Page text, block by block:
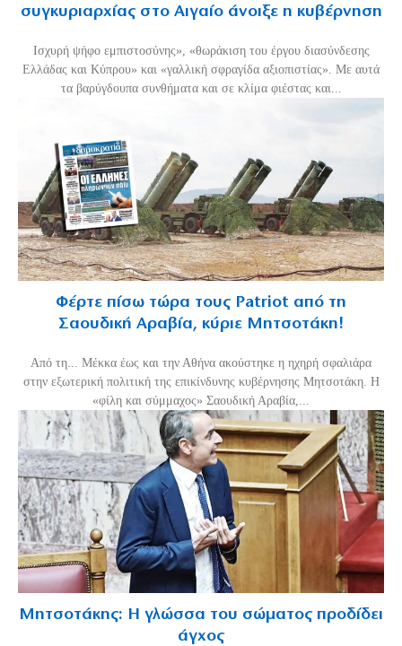
συγκυριαρχίας στο Αιγαίο άνοιξε η κυβέρνηση
Ισχυρή ψήφο εμπιστοσύνης», «θωράκιση του έργου διασύνδεσης
Ελλάδας και Κύπρου» και «γαλλική σφραγίδα αξιοπιστίας». Με αυτά
τα βαρύγδουπα συνθήματα και σε κλίμα φιέστας και...
Φέρτε πίσω τώρα τους Patriot από τη
Σαουδική Αραβία, κύριε Μητσοτάκη!
Από τη... Μέκκα έως και την Αθήνα ακούστηκε η ηχηρή σφαλιάρα
στην εξωτερική πολιτική της επικίνδυνης κυβέρνησης Μητσοτάκη. Η
«φίλη και σύμμαχος» Σαουδική Αραβία,...
Μητσοτάκης: Η γλώσσα του σώματος προδίδει
άγχος